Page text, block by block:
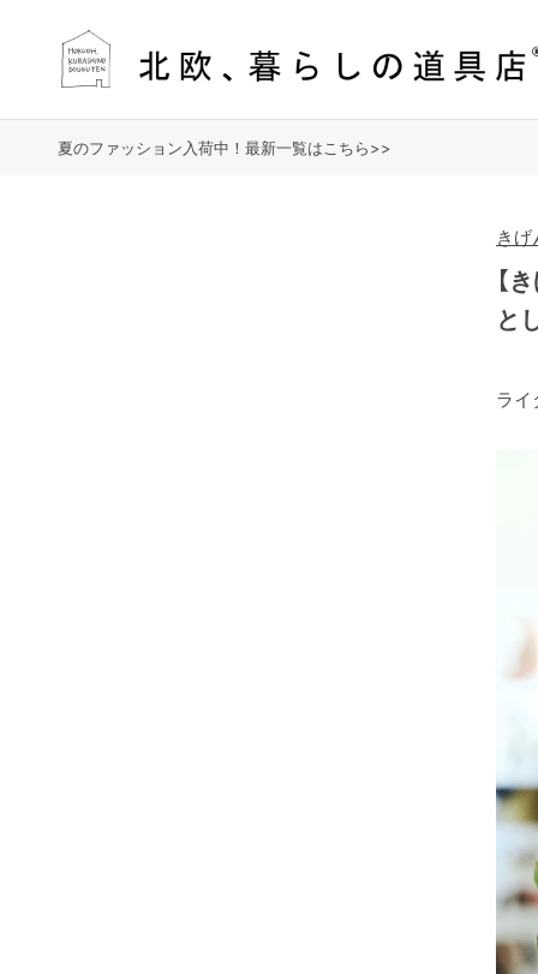
夏のファッション入荷中！最新一覧はこちら>>
きげ
【
と
ライ